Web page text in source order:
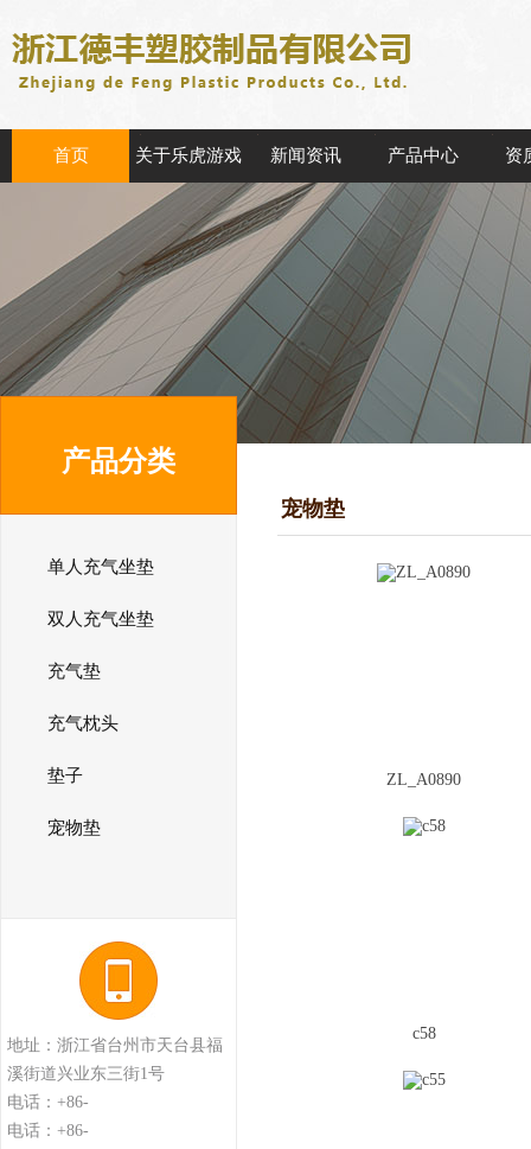
首页 关于乐虎游戏 新闻资讯 产品中心 资
产品分类
单人充气坐垫
双人充气坐垫
充气垫
充气枕头
垫子
宠物垫
地址：浙江省台州市天台县福
溪街道兴业东三街1号
电话：+86-
电话：+86-
宠物垫
ZL_A0890
c58